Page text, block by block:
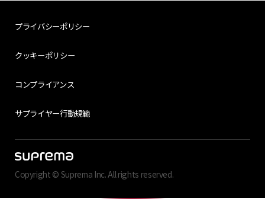
プライバシーポリシー
クッキーポリシー
コンプライアンス
サプライヤー行動規範
Copyright © Suprema Inc. All rights reserved.